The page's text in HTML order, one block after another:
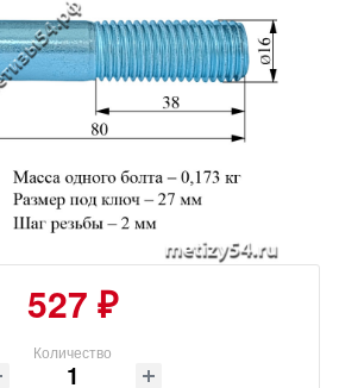
527 ₽
Количество